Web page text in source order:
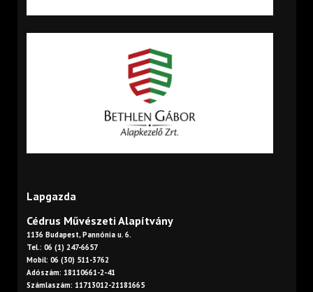
Lapgazda
Cédrus Művészeti Alapítvány
1136 Budapest, Pannónia u. 6.
Tel.: 06 (1) 247-6657
Mobil: 06 (30) 511-3762
Adószám: 18110661-2-41
Számlaszám: 11713012-21181665